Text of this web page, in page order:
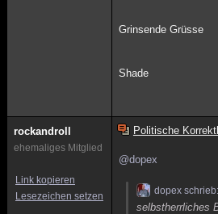
Grinsende Grüsse
Shade
rockandroll
ehemaliges Mitglied
Link kopieren
Lesezeichen setzen
Politische
@dopex
dopex schrieb:
selbstherrliches